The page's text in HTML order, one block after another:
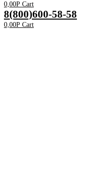
0,00Р Cart
8(800)600-58-58
0,00Р Cart